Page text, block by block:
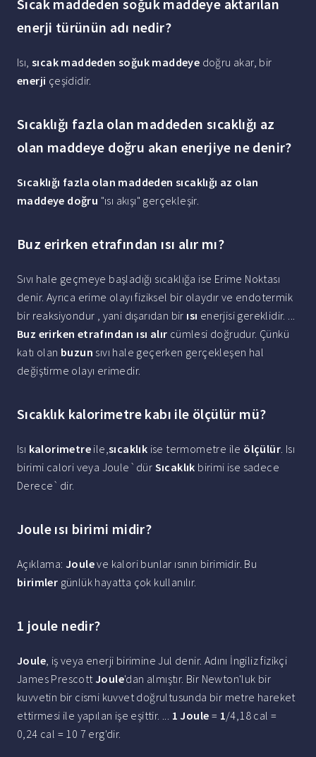
Sıcak maddeden soğuk maddeye aktarılan
enerji türünün adı nedir?
Isı, sıcak maddeden soğuk maddeye doğru akar, bir
enerji çeşididir.
Sıcaklığı fazla olan maddeden sıcaklığı az
olan maddeye doğru akan enerjiye ne denir?
Sıcaklığı fazla olan maddeden sıcaklığı az olan
maddeye doğru "ısı akışı" gerçekleşir.
Buz erirken etrafından ısı alır mı?
Sıvı hale geçmeye başladığı sıcaklığa ise Erime Noktası
denir. Ayrıca erime olayı fiziksel bir olaydır ve endotermik
bir reaksiyondur , yani dışarıdan bir ısı enerjisi gereklidir. ...
Buz erirken etrafından ısı alır cümlesi doğrudur. Çünkü
katı olan buzun sıvı hale geçerken gerçekleşen hal
değiştirme olayı erimedir.
Sıcaklık kalorimetre kabı ile ölçülür mü?
Isı kalorimetre ile,sıcaklık ise termometre ile ölçülür. Isı
birimi calori veya Joule`dür Sıcaklık birimi ise sadece
Derece`dir.
Joule ısı birimi midir?
Açıklama: Jouleve kalori bunlar ısının birimidir. Bu
birimler günlük hayatta çok kullanılır.
1 joule nedir?
Joule, iş veya enerji birimine Jul denir. Adını İngiliz fizikçi
James PrescottJoule'dan almıştır. Bir Newton'luk bir
kuvvetin bir cismi kuvvet doğrultusunda bir metre hareket
ettirmesi ile yapılan işe eşittir. ... 1 Joule = 1/4,18 cal =
0,24 cal = 10 7 erg'dir.